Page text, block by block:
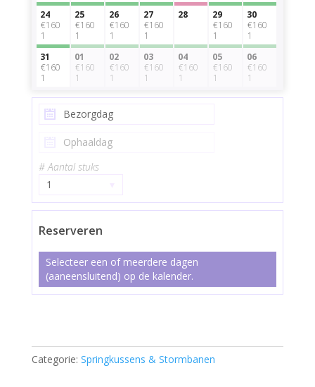
24
€160
1
25
€160
1
26
€160
1
27
€160
1
28
29
€160
1
30
€160
1
31
€160
1
01
€160
1
02
€160
1
03
€160
1
04
€160
1
05
€160
1
06
€160
1
# Aantal stuks
1
Reserveren
Selecteer een of meerdere dagen
(aaneensluitend) op de kalender.
springkussen
Categorie: Springkussens & Stormbanen